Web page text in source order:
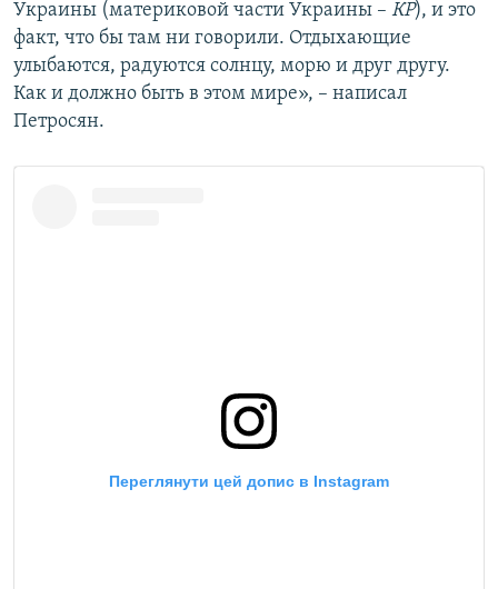
КРЫМ.НЕПОКОРЕННЫЙ
ELIFBE
УКРАИНСКАЯ ПРОБЛЕМА КРЫМА
Все сайты RFE/RL
Украины (материковой части Украины – КР), и это
факт, что бы там ни говорили. Отдыхающие
улыбаются, радуются солнцу, морю и друг другу.
Как и должно быть в этом мире», – написал
Петросян.